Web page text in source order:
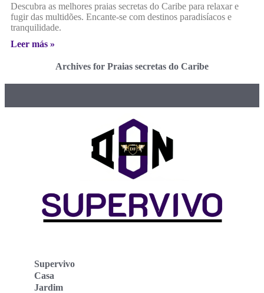
Descubra as melhores praias secretas do Caribe para relaxar e
fugir das multidões. Encante-se com destinos paradisíacos e
tranquilidade.
Leer más »
Archives for Praias secretas do Caribe
Supervivo
Casa
Jardim